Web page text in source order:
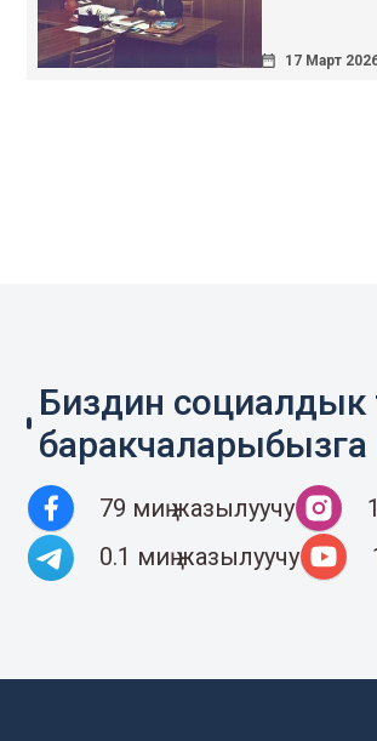
17 Март
Биздин социалдык
баракчаларыбызга
79 миң жазылуучу
0.1 миң жазылуучу